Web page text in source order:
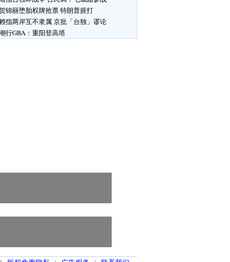
锦丽堕胎权牌抢票 特朗普捱打
指两岸互不隶属 京批「台独」谬论
行GBA：重阳登高塔